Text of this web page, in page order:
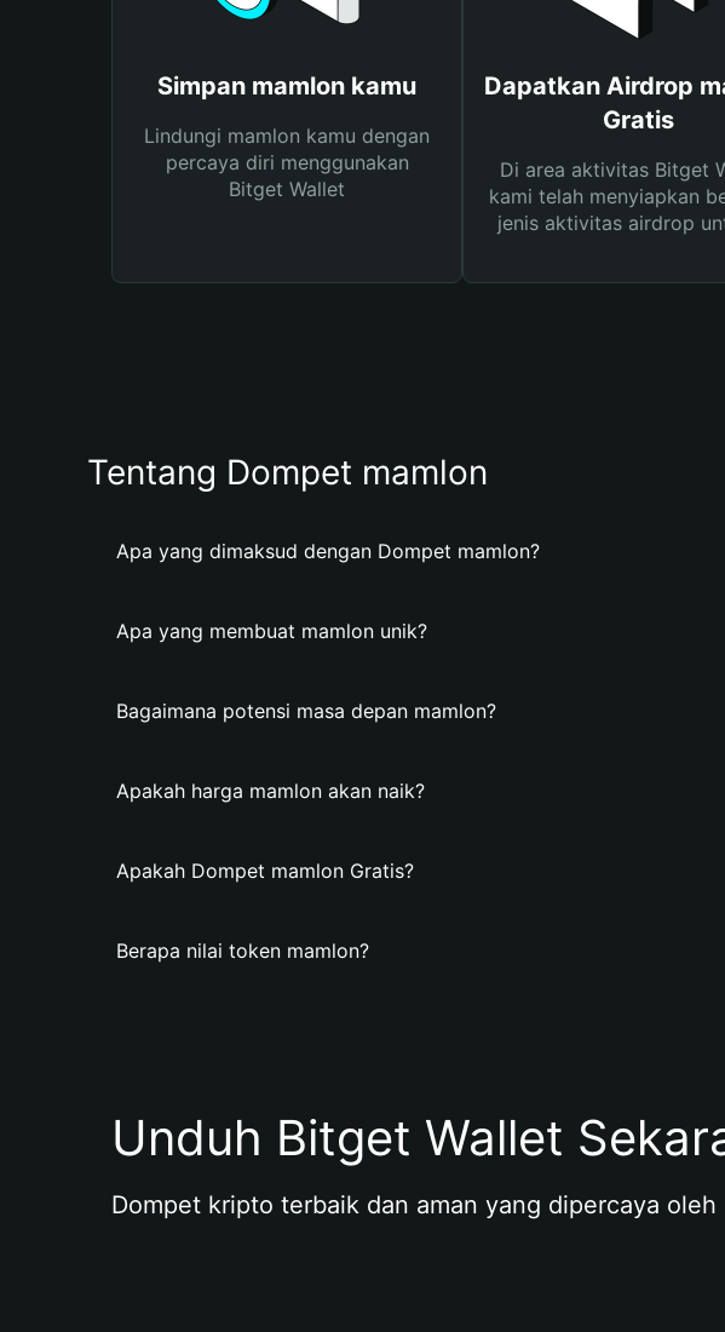
Simpan mamlon kamu
Lindungi mamlon kamu dengan
percaya diri menggunakan
Bitget Wallet
Dapatkan Airdrop
Gratis
Di area aktivitas Bitget
kami telah menyiapkan
jenis aktivitas airdrop
Tentang Dompet mamlon
Apa yang dimaksud dengan Dompet mamlon?
Apa yang membuat mamlon unik?
Bagaimana potensi masa depan mamlon?
Apakah harga mamlon akan naik?
Apakah Dompet mamlon Gratis?
Berapa nilai token mamlon?
Unduh Bitget Wallet
Dompet kripto terbaik dan aman yang dipercaya